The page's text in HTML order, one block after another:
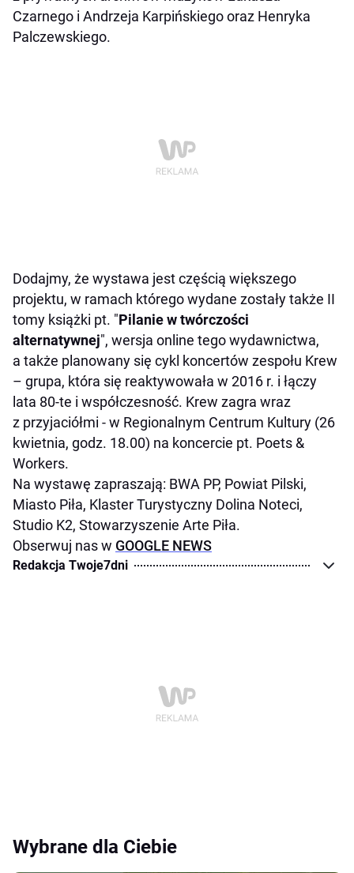
Czarnego i Andrzeja Karpińskiego oraz Henryka
Palczewskiego.
Dodajmy, że wystawa jest częścią większego
projektu, w ramach którego wydane zostały także II
tomy książki pt. "Pilanie w twórczości
alternatywnej", wersja online tego wydawnictwa,
a także planowany się cykl koncertów zespołu Krew
– grupa, która się reaktywowała w 2016 r. i łączy
lata 80-te i współczesność. Krew zagra wraz
z przyjaciółmi - w Regionalnym Centrum Kultury (26
kwietnia, godz. 18.00) na koncercie pt. Poets &
Workers.
Na wystawę zapraszają: BWA PP, Powiat Pilski,
Miasto Piła, Klaster Turystyczny Dolina Noteci,
Studio K2, Stowarzyszenie Arte Piła.
Obserwuj nas w GOOGLE NEWS
Redakcja Twoje7dni
Wybrane dla Ciebie